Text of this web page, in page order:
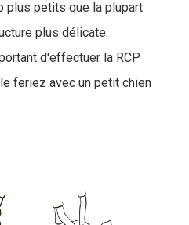
plus petits que la plupart
plus délicate.
d'effectuer la RCP
feriez avec un petit chien